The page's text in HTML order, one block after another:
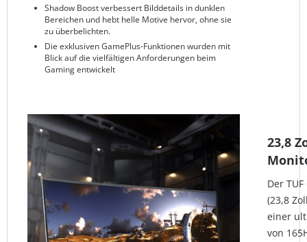
Shadow Boost verbessert Bilddetails in dunklen
Bereichen und hebt helle Motive hervor, ohne sie
zu überbelichten.
Die exklusiven GamePlus-Funktionen wurden mit
Blick auf die vielfältigen Anforderungen beim
Gaming entwickelt
23,8
Der
(23,8
einer
von